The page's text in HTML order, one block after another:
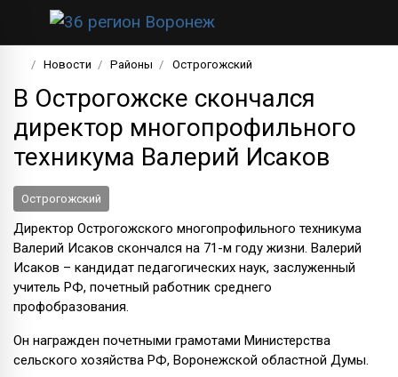
Новости Районы Острогожский
В Острогожске скончался
директор многопрофильного
техникума Валерий Исаков
Острогожский
Директор Острогожского многопрофильного техникума
Валерий Исаков скончался на 71-м году жизни. Валерий
Исаков – кандидат педагогических наук, заслуженный
учитель РФ, почетный работник среднего
профобразования.
Он награжден почетными грамотами Министерства
сельского хозяйства РФ, Воронежской областной Думы.